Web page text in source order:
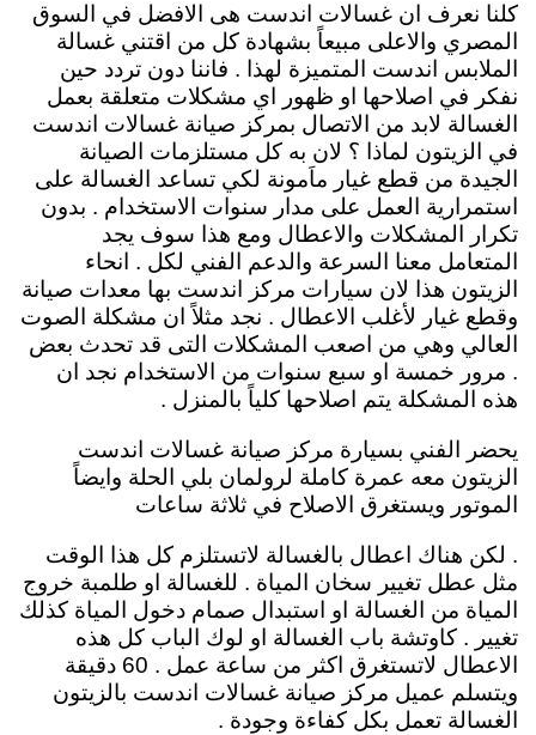
كلنا نعرف ان غسالات اندست هى الافضل في السوق
المصري والاعلى مبيعاً بشهادة كل من اقتني غسالة
الملابس اندست المتميزة لهذا . فاننا دون تردد حين
نفكر في اصلاحها او ظهور اي مشكلات متعلقة بعمل
الغسالة لابد من الاتصال بمركز صيانة غسالات اندست
في الزيتون لماذا ؟ لان به كل مستلزمات الصيانة
الجيدة من قطع غيار ماَمونة لكي تساعد الغسالة على
استمرارية العمل على مدار سنوات الاستخدام . بدون
تكرار المشكلات والاعطال ومع هذا سوف يجد
المتعامل معنا السرعة والدعم الفني لكل . انحاء
الزيتون هذا لان سيارات مركز اندست بها معدات صيانة
وقطع غيار لأغلب الاعطال . نجد مثلاً ان مشكلة الصوت
العالي وهي من اصعب المشكلات التى قد تحدث بعض
. مرور خمسة او سبع سنوات من الاستخدام نجد ان
هذه المشكلة يتم اصلاحها كلياً بالمنزل .
يحضر الفني بسيارة مركز صيانة غسالات اندست
الزيتون معه عمرة كاملة لرولمان بلي الحلة وايضاً
الموتور ويستغرق الاصلاح في ثلاثة ساعات
. لكن هناك اعطال بالغسالة لاتستلزم كل هذا الوقت
مثل عطل تغيير سخان المياة . للغسالة او طلمبة خروج
المياة من الغسالة او استبدال صمام دخول المياة كذلك
تغيير . كاوتشة باب الغسالة او لوك الباب كل هذه
الاعطال لاتستغرق اكثر من ساعة عمل . 60 دقيقة
ويتسلم عميل مركز صيانة غسالات اندست بالزيتون
الغسالة تعمل بكل كفاءة وجودة .